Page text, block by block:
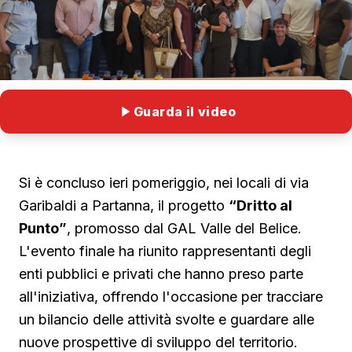
Guarda il video
Si è concluso ieri pomeriggio, nei locali di via
Garibaldi a Partanna, il progetto “Dritto al
Punto”, promosso dal GAL Valle del Belice.
L'evento finale ha riunito rappresentanti degli
enti pubblici e privati che hanno preso parte
all'iniziativa, offrendo l'occasione per tracciare
un bilancio delle attività svolte e guardare alle
nuove prospettive di sviluppo del territorio.